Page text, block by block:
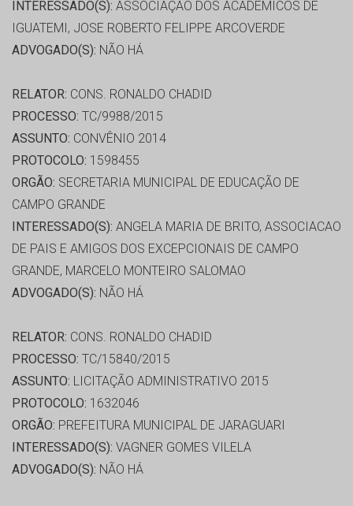
INTERESSADO(S): ASSOCIAÇÃO DOS ACADÊMICOS DE
IGUATEMI, JOSE ROBERTO FELIPPE ARCOVERDE
ADVOGADO(S): NÃO HÁ
RELATOR: CONS. RONALDO CHADID
PROCESSO: TC/9988/2015
ASSUNTO: CONVÊNIO 2014
PROTOCOLO: 1598455
ORGÃO: SECRETARIA MUNICIPAL DE EDUCAÇÃO DE
CAMPO GRANDE
INTERESSADO(S): ANGELA MARIA DE BRITO, ASSOCIACAO
DE PAIS E AMIGOS DOS EXCEPCIONAIS DE CAMPO
GRANDE, MARCELO MONTEIRO SALOMAO
ADVOGADO(S): NÃO HÁ
RELATOR: CONS. RONALDO CHADID
PROCESSO: TC/15840/2015
ASSUNTO: LICITAÇÃO ADMINISTRATIVO 2015
PROTOCOLO: 1632046
ORGÃO: PREFEITURA MUNICIPAL DE JARAGUARI
INTERESSADO(S): VAGNER GOMES VILELA
ADVOGADO(S): NÃO HÁ